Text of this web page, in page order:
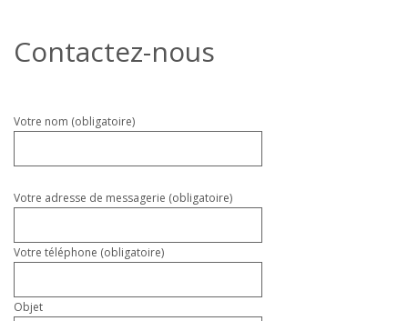
Contactez-nous
Veuillez
vide.
Votre nom (obligatoire)
Votre adresse de messagerie (obligatoire)
Votre téléphone (obligatoire)
Objet